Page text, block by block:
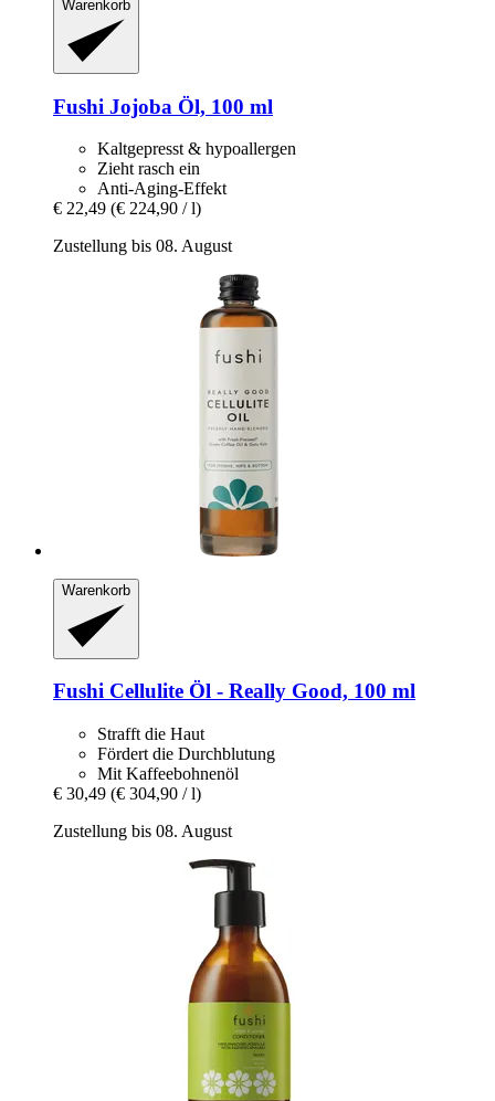
Warenkorb
Fushi Jojoba Öl, 100 ml
Kaltgepresst & hypoallergen
Zieht rasch ein
Anti-Aging-Effekt
€ 22,49 (€ 224,90 / l)
Zustellung bis 08. August
Warenkorb
Fushi Cellulite Öl -​ Really Good, 100 ml
Strafft die Haut
Fördert die Durchblutung
Mit Kaffeebohnenöl
€ 30,49 (€ 304,90 / l)
Zustellung bis 08. August